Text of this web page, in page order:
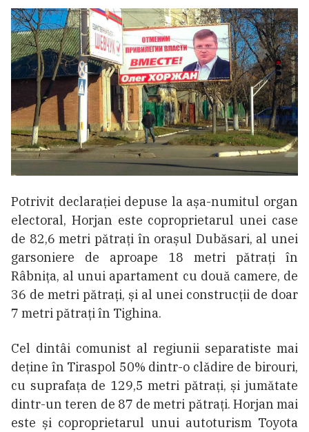
Potrivit declarației depuse la așa-numitul organ
electoral, Horjan este coproprietarul unei case
de 82,6 metri pătrați în orașul Dubăsari, al unei
garsoniere de aproape 18 metri pătrați în
Râbnița, al unui apartament cu două camere, de
36 de metri pătrați, și al unei construcții de doar
7 metri pătrați în Tighina.
Cel dintâi comunist al regiunii separatiste mai
deține în Tiraspol 50% dintr-o clădire de birouri,
cu suprafața de 129,5 metri pătrați, și jumătate
dintr-un teren de 87 de metri pătrați. Horjan mai
este și coproprietarul unui autoturism Toyota